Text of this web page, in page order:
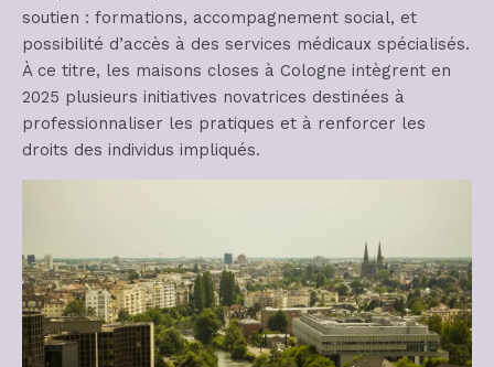
soutien : formations, accompagnement social, et
possibilité d’accès à des services médicaux spécialisés.
À ce titre, les maisons closes à Cologne intègrent en
2025 plusieurs initiatives novatrices destinées à
professionnaliser les pratiques et à renforcer les
droits des individus impliqués.